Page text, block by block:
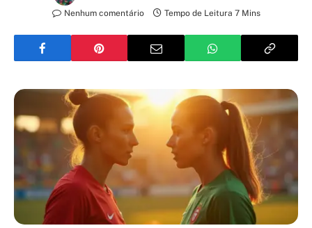
Nenhum comentário
Tempo de Leitura 7 Mins